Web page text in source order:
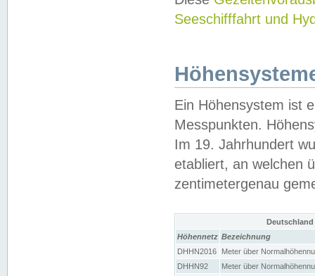
Seeschifffahrt und
Ein Höhensystem ist
Messpunkten.
Im 19. Jahrhundert
etabliert, an welchen
zentimetergenau
Höhennetz Bezeichnung
DHHN2016
Meter über
DHHN92
Meter über